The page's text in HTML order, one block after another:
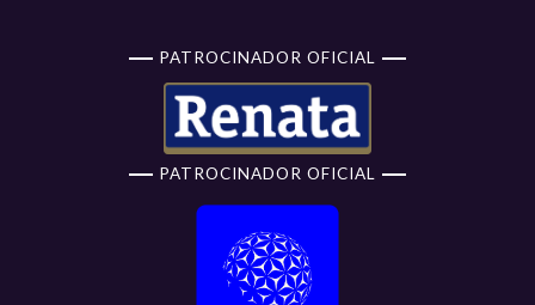
PATROCINADOR OFICIAL
PATROCINADOR OFICIAL